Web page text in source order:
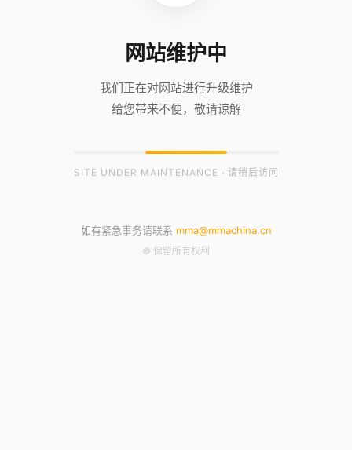
网站维护中
我们正在对网站进行升级维护
给您带来不便，敬请谅解
SITE UNDER MAINTENANCE · 请稍后访问
如有紧急事务请联系 mma@mmachina.cn
© 保留所有权利